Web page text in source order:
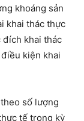
khoáng sản
khai thác thực
đích khai thác
kiện khai
số lượng
tế trong kỳ